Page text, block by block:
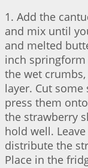
1. Add the
and mix until
and melted
inch
the wet
layer. Cut
press them
the strawberry
hold well.
distribute the
Place in the